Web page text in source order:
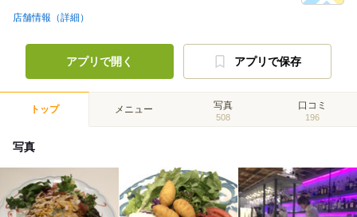
店舗情報（詳細）
アプリで開く アプリで保存
トップ メニュー 写真
508
口コミ
196
写真